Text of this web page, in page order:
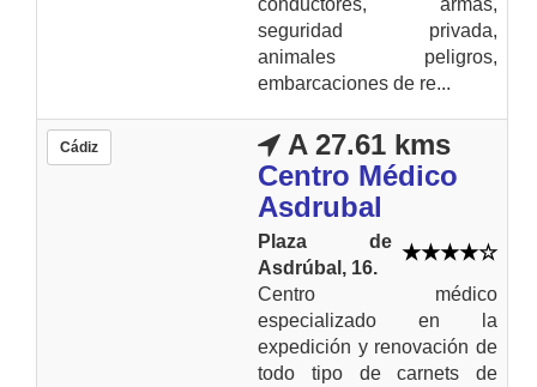
seguridad privada,
animales peligros,
embarcaciones de re...
Cádiz
A 27.61 kms
Centro Médico
Asdrubal
Plaza de
Asdrúbal, 16.
Centro médico
especializado en la
expedición y renovación de
todo tipo de carnets de